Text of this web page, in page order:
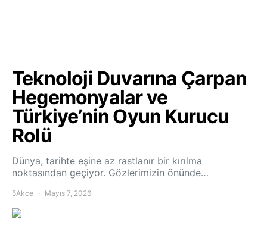
Teknoloji Duvarına Çarpan
Hegemonyalar ve
Türkiye’nin Oyun Kurucu
Rolü
Dünya, tarihte eşine az rastlanır bir kırılma
noktasından geçiyor. Gözlerimizin önünde…
5Akce Mayıs 7, 2026